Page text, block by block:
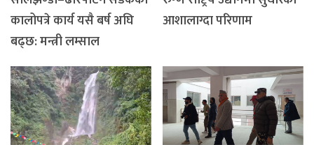
कालोपत्रे कार्य यसै बर्ष अघि
बढ्छ: मन्त्री लम्साल
आशालाग्दा परिणाम